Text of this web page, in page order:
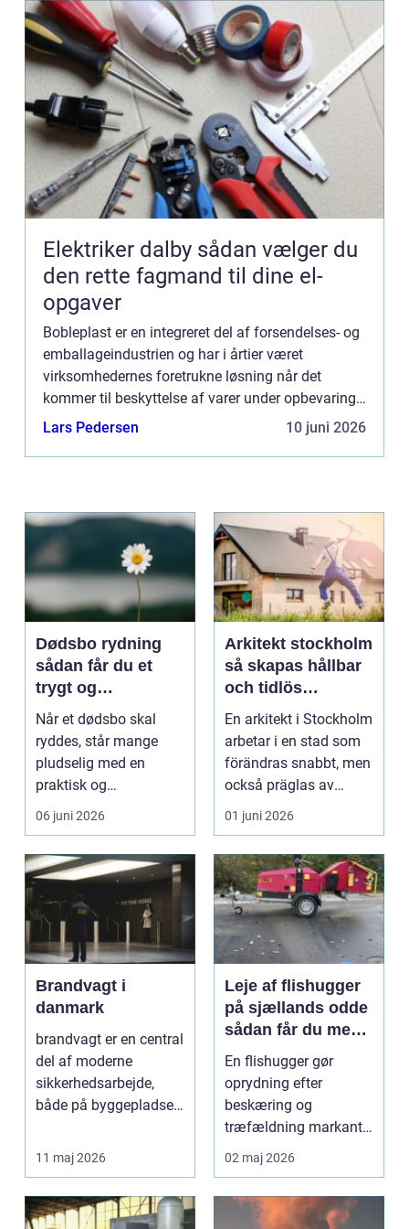
Elektriker dalby sådan vælger du
den rette fagmand til dine el-
opgaver
Bobleplast er en integreret del af forsendelses- og
emballageindustrien og har i årtier været
virksomhedernes foretrukne løsning når det
kommer til beskyttelse af varer under opbevaring
og transport. Traditionelt forbinder de fleste
Lars Pedersen 10 juni 2026
Dødsbo rydning
sådan får du et
trygt og
respektfuldt forløb
Når et dødsbo skal
ryddes, står mange
pludselig med en
praktisk og
følelsesmæssig
opgave på én gang....
06 juni 2026
Arkitekt stockholm
så skapas hållbar
och tidlös
arkitektur i
huvudstaden
En arkitekt i Stockholm
arbetar i en stad som
förändras snabbt, men
också präglas av
starka historis...
01 juni 2026
Brandvagt i
danmark
brandvagt er en central
del af moderne
sikkerhedsarbejde,
både på byggepladser,
11 maj 2026
Leje af flishugger
på sjællands odde
sådan får du mest
ud af arbejdet
En flishugger gør
oprydning efter
beskæring og
træfældning markant
lettere. I stedet for at
bruge we...
02 maj 2026